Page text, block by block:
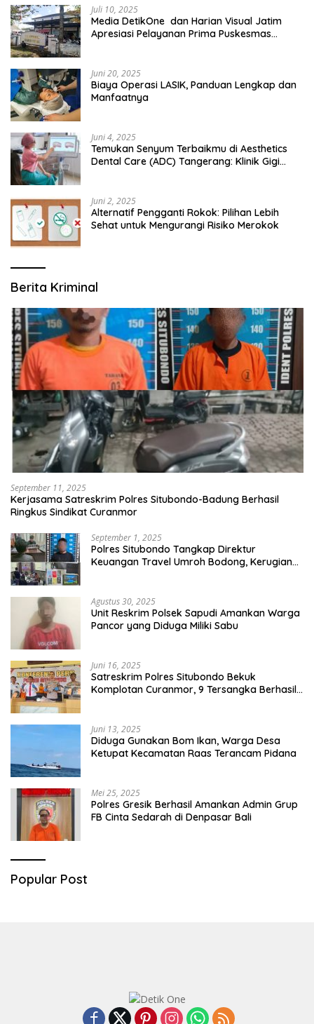
Juli 10, 2025
Media DetikOne dan Harian Visual Jatim
Apresiasi Pelayanan Prima Puskesmas
Juni 20, 2025
Biaya Operasi LASIK, Panduan Lengkap dan
Manfaatnya
Juni 4, 2025
Temukan Senyum Terbaikmu di Aesthetics
Dental Care (ADC) Tangerang: Klinik Gigi
Juni 2, 2025
Alternatif Pengganti Rokok: Pilihan Lebih
Sehat untuk Mengurangi Risiko Merokok
Berita Kriminal
September 11, 2025
Kerjasama Satreskrim Polres Situbondo-Badung Berhasil
Ringkus Sindikat Curanmor
September 1, 2025
Polres Situbondo Tangkap Direktur
Keuangan Travel Umroh Bodong, Kerugian
Agustus 30, 2025
Unit Reskrim Polsek Sapudi Amankan Warga
Pancor yang Diduga Miliki Sabu
Juni 16, 2025
Satreskrim Polres Situbondo Bekuk
Komplotan Curanmor, 9 Tersangka Berhasil
Juni 13, 2025
Diduga Gunakan Bom Ikan, Warga Desa
Ketupat Kecamatan Raas Terancam Pidana
Mei 25, 2025
Polres Gresik Berhasil Amankan Admin Grup
FB Cinta Sedarah di Denpasar Bali
Popular Post